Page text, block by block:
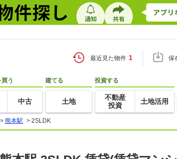
最近見た物件 1 保
う
中古
建てる
土地
投資する
不動産
投資
土地活用
> 熊本駅 > 2SLDK